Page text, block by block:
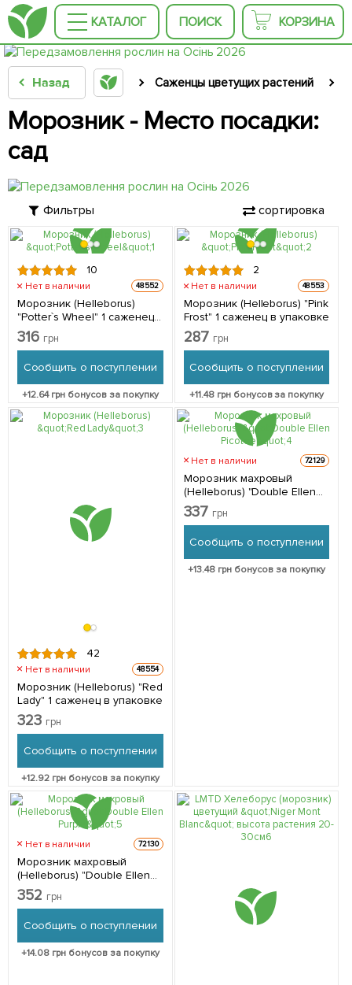
КАТАЛОГ ПОИСК КОРЗИНА
Назад Саженцы цветущих растений
Морозник - Место посадки:
сад
Фильтры сортировка
10
Нет в наличии 48552
Морозник (Helleborus)
"Potter`s Wheel" 1 саженец в
упаковке
316 грн
Сообщить о поступлении
+12.64грн бонусов за покупку
2
Нет в наличии 48553
Морозник (Helleborus) "Pink
Frost" 1 саженец в упаковке
287 грн
Сообщить о поступлении
+11.48грн бонусов за покупку
42
Нет в наличии 48554
Морозник (Helleborus) "Red
Lady" 1 саженец в упаковке
323 грн
Сообщить о поступлении
+12.92грн бонусов за покупку
Нет в наличии 72129
Морозник махровый
(Helleborus) "Double Ellen
Picotee" 1 саженец в
упаковке
337 грн
Сообщить о поступлении
+13.48 грн бонусов за покупку
Нет в наличии 72130
Морозник махровый
(Helleborus) "Double Ellen
Purple" 1 саженец в
упаковке
352 грн
Сообщить о поступлении
+14.08грн бонусов за покупку